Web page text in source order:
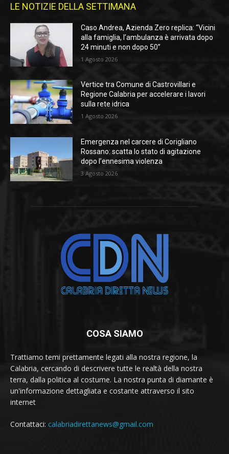
LE NOTIZIE DELLA SETTIMANA
Caso Andrea, Azienda Zero replica: “Vicini
alla famiglia, l’ambulanza è arrivata dopo
24 minuti e non dopo 50”
1 Agosto 2026
Vertice tra Comune di Castrovillari e
Regione Calabria per accelerare i lavori
sulla rete idrica
1 Agosto 2026
Emergenza nel carcere di Corigliano
Rossano: scatta lo stato di agitazione
dopo l’ennesima violenza
3 Agosto 2026
COSA SIAMO
Trattiamo temi prettamente legati alla nostra regione, la
Calabria, cercando di descrivere tutte le realtà della nostra
terra, dalla politica al costume. La nostra punta di diamante è
un'informazione dettagliata e costante attraverso il sito
internet
Contattaci: calabriadirettanews@gmail.com